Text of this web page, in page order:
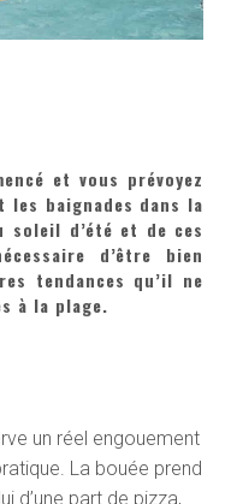
et vous prévoyez
les baignades dans la
d’été et de ces
d’être bien
tendances qu’il ne
à la plage.
un réel engouement
La bouée prend
d’une part de pizza,